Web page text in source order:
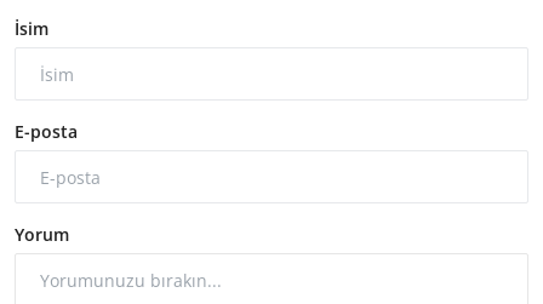
İsim
E-posta
Yorum